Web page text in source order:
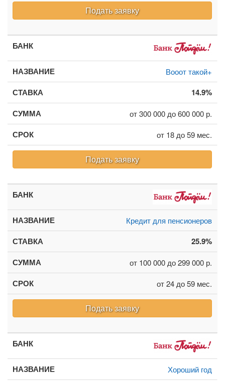
Подать заявку
Вооот такой+
14.9%
от 300 000 до 600 000 р.
от 18 до 59 мес.
Подать заявку
Кредит для пенсионеров
25.9%
от 100 000 до 299 000 р.
от 24 до 59 мес.
Подать заявку
Хороший год